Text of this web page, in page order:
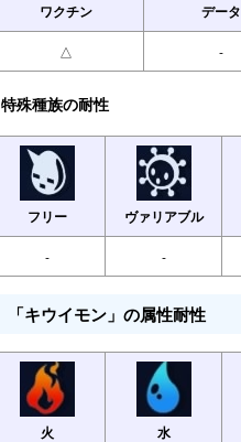
ワクチン データ
△ -
特殊種族の耐性
フリー ヴァリアブル
- -
「キウイモン」の属性耐性
火 水